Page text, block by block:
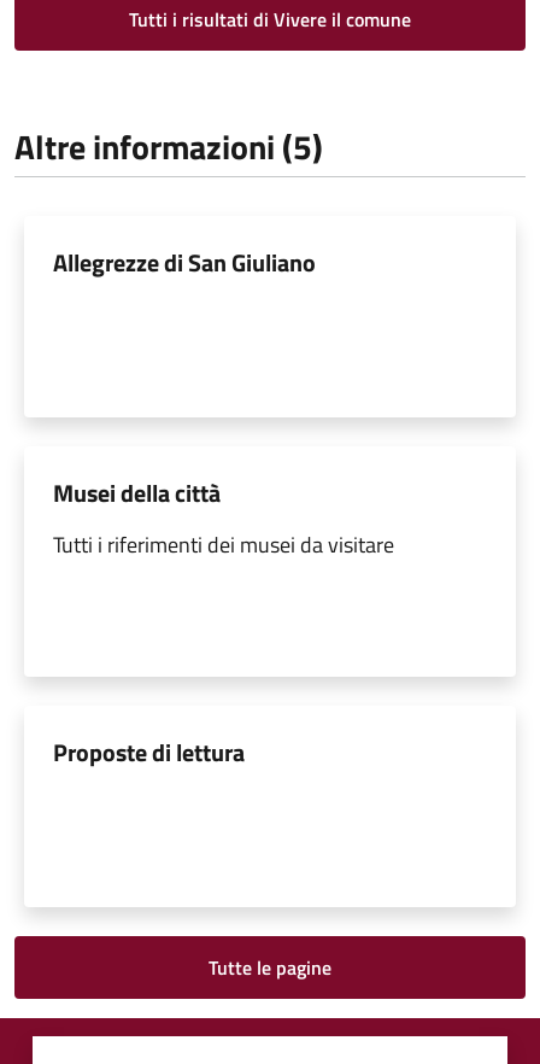
Tutti i risultati di Vivere il comune
Altre informazioni (5)
Allegrezze di San Giuliano
Musei della città
Tutti i riferimenti dei musei da visitare
Proposte di lettura
Tutte le pagine